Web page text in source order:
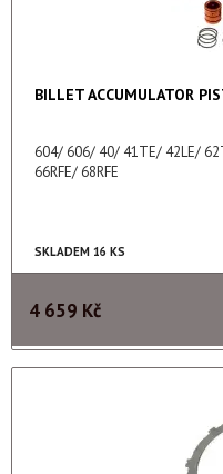
BILLET ACCUMULATOR
604/ 606/ 40/ 41TE/ 42LE/
66RFE/ 68RFE
SKLADEM 16 KS
4 659 Kč